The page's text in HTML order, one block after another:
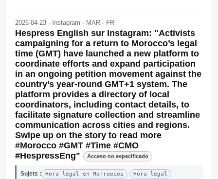
2026-04-23 · Instagram · MAR · FR
Hespress English sur Instagram: "Activists
campaigning for a return to Morocco’s legal
time (GMT) have launched a new platform to
coordinate efforts and expand participation
in an ongoing petition movement against the
country’s year-round GMT+1 system. The
platform provides a directory of local
coordinators, including contact details, to
facilitate signature collection and streamline
communication across cities and regions.
Swipe up on the story to read more
#Morocco #GMT #Time #CMO
#HespressEng"
Acceso no especificado
Sujets : Hora legal en Marruecos Hora legal